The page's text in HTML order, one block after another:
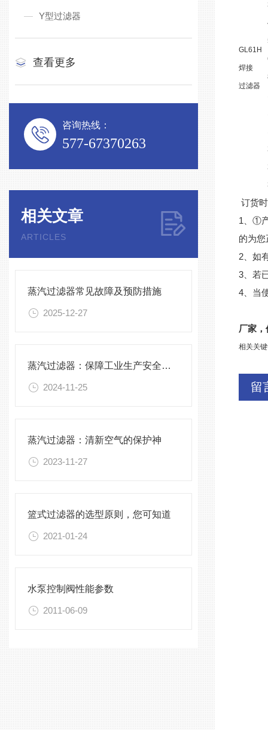
Y型过滤器
查看更多
咨询热线：
577-67370263
相关文章
ARTICLES
蒸汽过滤器常见故障及预防措施
2025-12-27
蒸汽过滤器：保障工业生产安全的重要工具
2024-11-25
蒸汽过滤器：清新空气的保护神
2023-11-27
篮式过滤器的选型原则，您可知道
2021-01-24
水泵控制阀性能参数
2011-06-09
GL61H
焊接
过滤器
订货
1、①
的为
2、如
3、若
4、当
厂家
相关关
留